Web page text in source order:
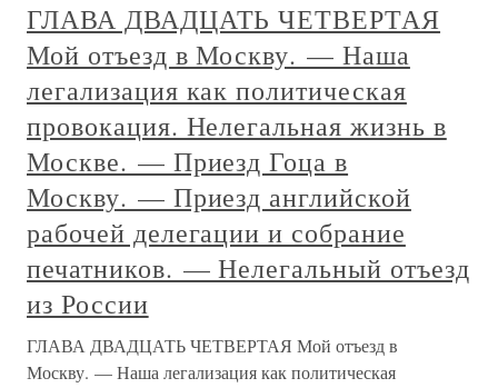
ГЛАВА ДВАДЦАТЬ ЧЕТВЕРТАЯ
Мой отъезд в Москву. — Наша
легализация как политическая
провокация. Нелегальная жизнь в
Москве. — Приезд Гоца в
Москву. — Приезд английской
рабочей делегации и собрание
печатников. — Нелегальный отъезд
из России
ГЛАВА ДВАДЦАТЬ ЧЕТВЕРТАЯ Мой отъезд в
Москву. — Наша легализация как политическая